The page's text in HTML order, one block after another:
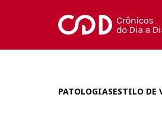
PATOLOGIASESTILO DE